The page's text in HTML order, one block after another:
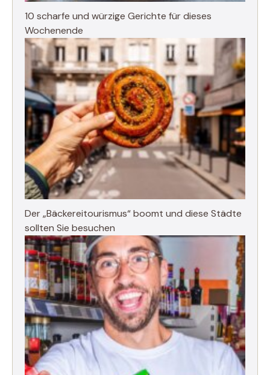
10 scharfe und würzige Gerichte für dieses
Wochenende
Der „Bäckereitourismus“ boomt und diese Städte
sollten Sie besuchen